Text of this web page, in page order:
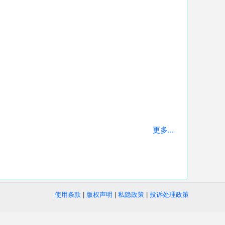
更多...
使用条款 版权声明 私隐政策 投诉处理政策